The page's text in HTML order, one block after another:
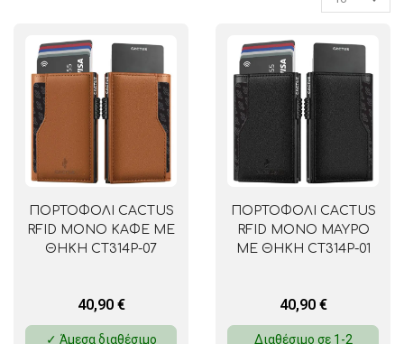
ΠΟΡΤΟΦΟΛΙ CACTUS
RFID ΜΟΝΟ ΚΑΦΕ ΜΕ
ΘΗΚΗ CT314P-07
40,90 €
✓ Άμεσα διαθέσιμο
ΠΟΡΤΟΦΟΛΙ CACTUS
RFID ΜΟΝΟ ΜΑΥΡΟ
ΜΕ ΘΗΚΗ CT314P-01
40,90 €
Διαθέσιμο σε 1-2